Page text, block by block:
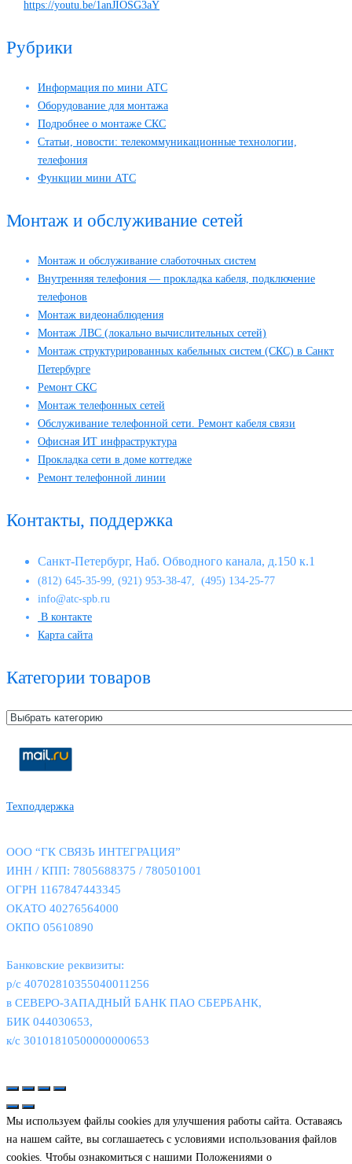
https://youtu.be/1anJIOSG3aY
Рубрики
Информация по мини АТС
Оборудование для монтажа
Подробнее о монтаже СКС
Статьи, новости: телекоммуникационные технологии,
телефония
Функции мини АТС
Монтаж и обслуживание сетей
Монтаж и обслуживание слаботочных систем
Внутренняя телефония — прокладка кабеля, подключение
телефонов
Монтаж видеонаблюдения
Монтаж ЛВС (локально вычислительных сетей)
Монтаж структурированных кабельных систем (СКС) в Санкт
Петербурге
Ремонт СКС
Монтаж телефонных сетей
Обслуживание телефонной сети. Ремонт кабеля связи
Офисная ИТ инфраструктура
Прокладка сети в доме коттедже
Ремонт телефонной линии
Контакты, поддержка
Санкт-Петербург, Наб. Обводного канала, д.150 к.1
(812) 645-35-99, (921) 953-38-47, (495) 134-25-77
info@atc-spb.ru
В контакте
Карта сайта
Категории товаров
Техподдержка
ООО “ГК СВЯЗЬ ИНТЕГРАЦИЯ”
ИНН / КПП: 7805688375 / 780501001
ОГРН 1167847443345
ОКАТО 40276564000
ОКПО 05610890
Банковские реквизиты:
р/с 40702810355040011256
в СЕВЕРО-ЗАПАДНЫЙ БАНК ПАО СБЕРБАНК,
БИК 044030653,
к/с 30101810500000000653
Мы используем файлы cookies для улучшения работы сайта. Оставаясь
на нашем сайте, вы соглашаетесь с условиями использования файлов
cookies. Чтобы ознакомиться с нашими Положениями о